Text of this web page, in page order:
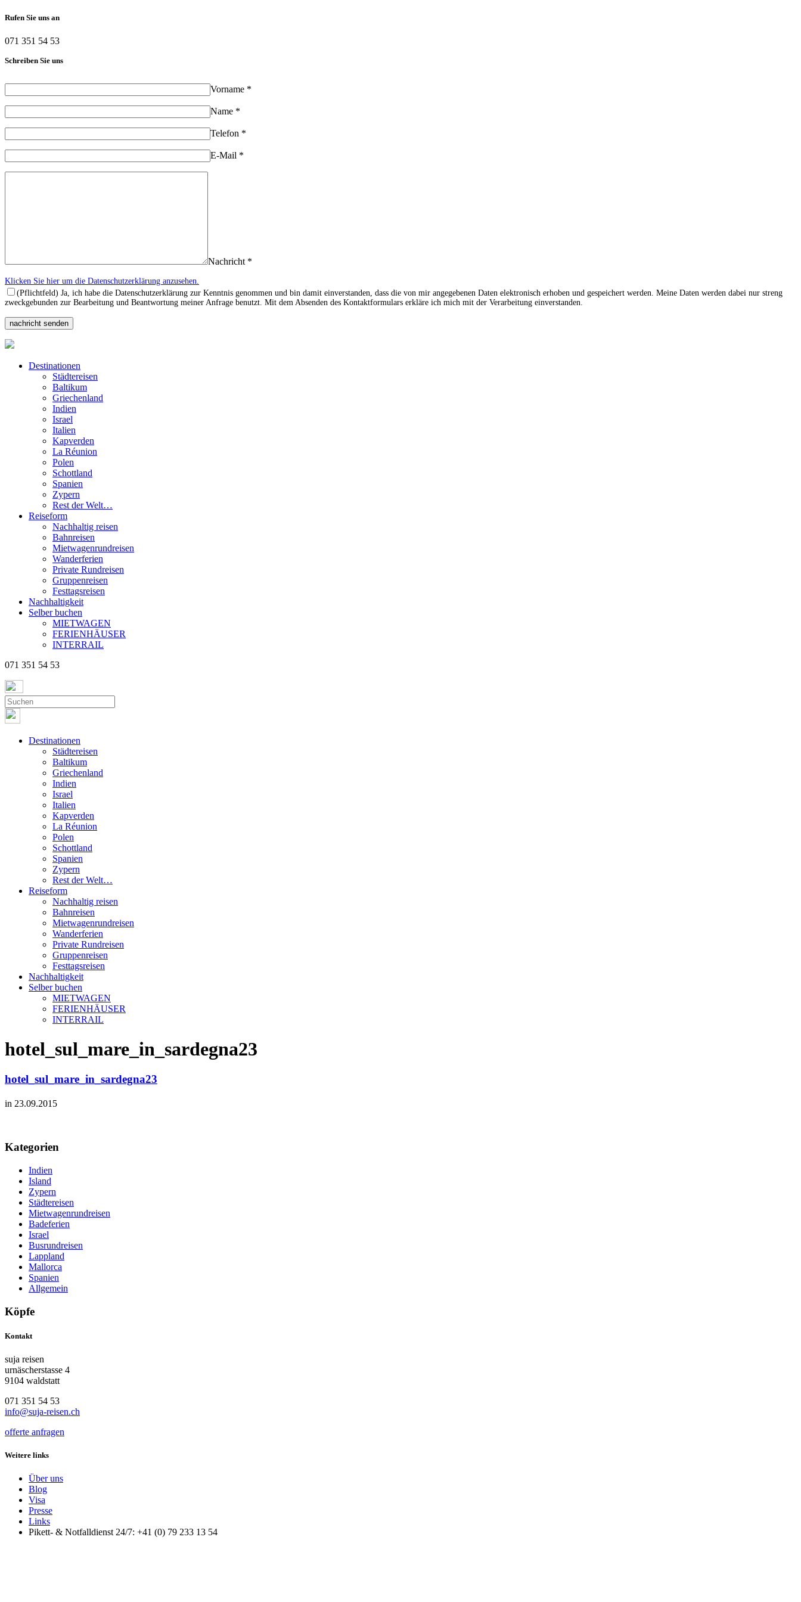
Rufen Sie uns an
071 351 54 53
Schreiben Sie uns
Vorname *
Name *
Telefon *
E-Mail *
Nachricht *
Klicken Sie hier um die Datenschutzerklärung anzusehen.
(Pflichtfeld) Ja, ich habe die Datenschutzerklärung zur Kenntnis genommen und bin damit einverstanden, dass die von mir angegebenen Daten elektronisch erhoben und gespeichert werden. Meine Daten werden dabei nur streng
zweckgebunden zur Bearbeitung und Beantwortung meiner Anfrage benutzt. Mit dem Absenden des Kontaktformulars erkläre ich mich mit der Verarbeitung einverstanden.
Destinationen
Städtereisen
Baltikum
Griechenland
Indien
Israel
Italien
Kapverden
La Réunion
Polen
Schottland
Spanien
Zypern
Rest der Welt…
Reiseform
Nachhaltig reisen
Bahnreisen
Mietwagenrundreisen
Wanderferien
Private Rundreisen
Gruppenreisen
Festtagsreisen
Nachhaltigkeit
Selber buchen
MIETWAGEN
FERIENHÄUSER
INTERRAIL
071 351 54 53
Destinationen
Städtereisen
Baltikum
Griechenland
Indien
Israel
Italien
Kapverden
La Réunion
Polen
Schottland
Spanien
Zypern
Rest der Welt…
Reiseform
Nachhaltig reisen
Bahnreisen
Mietwagenrundreisen
Wanderferien
Private Rundreisen
Gruppenreisen
Festtagsreisen
Nachhaltigkeit
Selber buchen
MIETWAGEN
FERIENHÄUSER
INTERRAIL
hotel_sul_mare_in_sardegna23
hotel_sul_mare_in_sardegna23
in 23.09.2015
Kategorien
Indien
Island
Zypern
Städtereisen
Mietwagenrundreisen
Badeferien
Israel
Busrundreisen
Lappland
Mallorca
Spanien
Allgemein
Köpfe
Kontakt
suja reisen
urnäscherstasse 4
9104 waldstatt
071 351 54 53
info@suja-reisen.ch
offerte anfragen
Weitere links
Über uns
Blog
Visa
Presse
Links
Pikett- & Notfalldienst 24/7: +41 (0) 79 233 13 54